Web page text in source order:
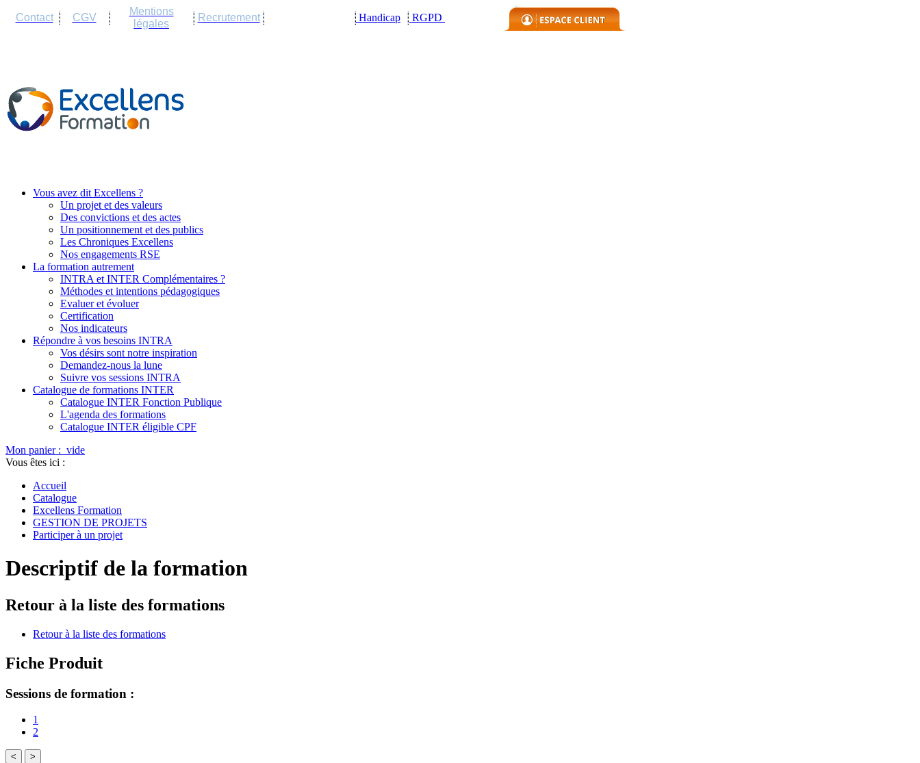
Contact CGV
Mentions
légales
Recrutement Handicap RGPD
Vous avez dit Excellens ?
Un projet et des valeurs
Des convictions et des actes
Un positionnement et des publics
Les Chroniques Excellens
Nos engagements RSE
La formation autrement
INTRA et INTER Complémentaires ?
Méthodes et intentions pédagogiques
Evaluer et évoluer
Certification
Nos indicateurs
Répondre à vos besoins INTRA
Vos désirs sont notre inspiration
Demandez-nous la lune
Suivre vos sessions INTRA
Catalogue de formations INTER
Catalogue INTER Fonction Publique
L'agenda des formations
Catalogue INTER éligible CPF
Mon panier : vide
Vous êtes ici :
Accueil
Catalogue
Excellens Formation
GESTION DE PROJETS
Participer à un projet
Descriptif de la formation
Retour à la liste des formations
Retour à la liste des formations
Fiche Produit
Sessions de formation :
1
2
< >